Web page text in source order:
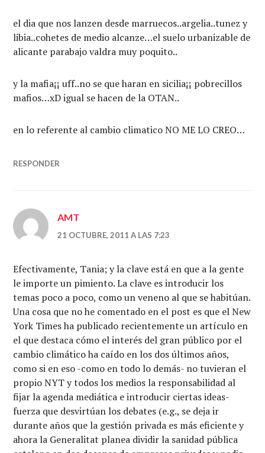
el dia que nos lanzen desde marruecos..argelia..tunez y
libia..cohetes de medio alcanze…el suelo urbanizable de
alicante parabajo valdra muy poquito..
y la mafia¡¡ uff..no se que haran en sicilia¡¡ pobrecillos
mafios…xD igual se hacen de la OTAN..
en lo referente al cambio climatico NO ME LO CREO…
RESPONDER
AMT
21 OCTUBRE, 2011 A LAS 7:23
Efectivamente, Tania; y la clave está en que a la gente
le importe un pimiento. La clave es introducir los
temas poco a poco, como un veneno al que se habitúan.
Una cosa que no he comentado en el post es que el New
York Times ha publicado recientemente un artículo en
el que destaca cómo el interés del gran público por el
cambio climático ha caído en los dos últimos años,
como si en eso -como en todo lo demás- no tuvieran el
propio NYT y todos los medios la responsabilidad al
fijar la agenda mediática e introducir ciertas ideas-
fuerza que desvirtúan los debates (e.g., se deja ir
durante años que la gestión privada es más eficiente y
ahora la Generalitat planea dividir la sanidad pública